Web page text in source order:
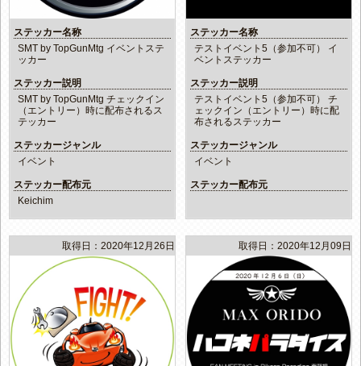
ステッカー名称
SMT by TopGunMtg イベントステ
ッカー
ステッカー説明
SMT by TopGunMtg チェックイン
（エントリー）時に配布されるス
テッカー
ステッカージャンル
イベント
ステッカー配布元
Keichim
ステッカー名称
テストイベント5（参加不可） イ
ベントステッカー
ステッカー説明
テストイベント5（参加不可） チ
ェックイン（エントリー）時に配
布されるステッカー
ステッカージャンル
イベント
ステッカー配布元
取得日：2020年12月26日 取得日：2020年12月09日